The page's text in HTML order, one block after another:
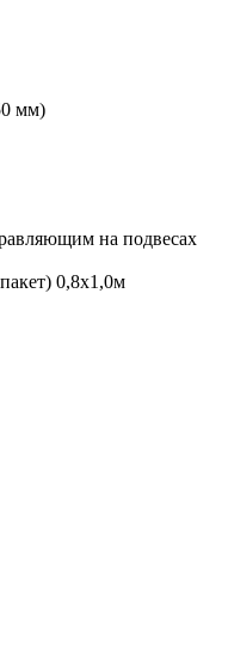
мм)
на подвесах
0,8х1,0м